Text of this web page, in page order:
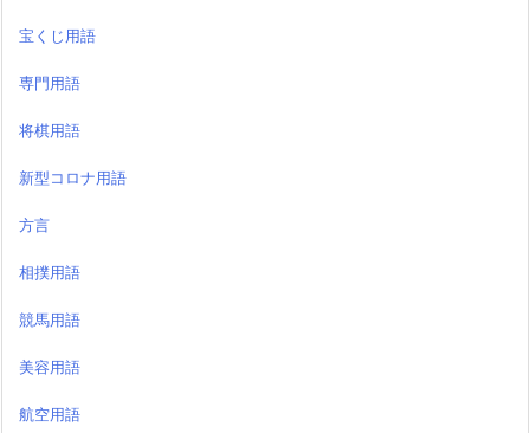
宝くじ用語
専門用語
将棋用語
新型コロナ用語
方言
相撲用語
競馬用語
美容用語
航空用語